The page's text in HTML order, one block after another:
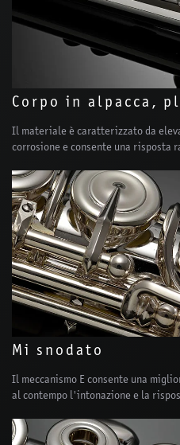
Corpo in alpacca,
Il materiale è caratterizzato da
corrosione e consente una risposta
Mi snodato
Il meccanismo E consente una
al contempo l'intonazione e la